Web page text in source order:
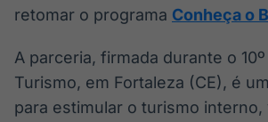
retomar o programa Conheça o
A parceria, firmada durante o
Turismo, em Fortaleza (CE), é
para estimular o turismo interno,